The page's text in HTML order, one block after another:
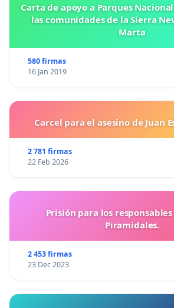
Carta de apoyo a Parques
las comunidades de la Sierra
Marta
580 firmas
16 Jan 2019
Carcel para el asesino de Juan
2 781 firmas
22 Feb 2026
Prisión para los
Piramidales.
2 453 firmas
23 Dec 2023